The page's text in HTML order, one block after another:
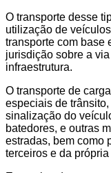
O transporte desse
utilização de
transporte com base
jurisdição sobre a
infraestrutura.
O transporte de
especiais de
sinalização do
batedores, e outras
estradas, bem como
terceiros e da